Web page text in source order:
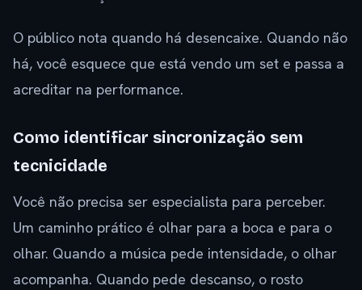
O público nota quando há desencaixe. Quando não
há, você esquece que está vendo um set e passa a
acreditar na performance.
Como identificar sincronização sem
tecnicidade
Você não precisa ser especialista para perceber.
Um caminho prático é olhar para a boca e para o
olhar. Quando a música pede intensidade, o olhar
acompanha. Quando pede descanso, o rosto